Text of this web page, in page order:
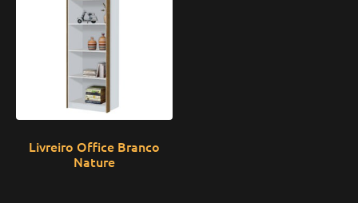
Livreiro Office Branco
Nature